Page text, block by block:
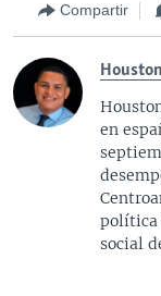
Compartir
en
política
social